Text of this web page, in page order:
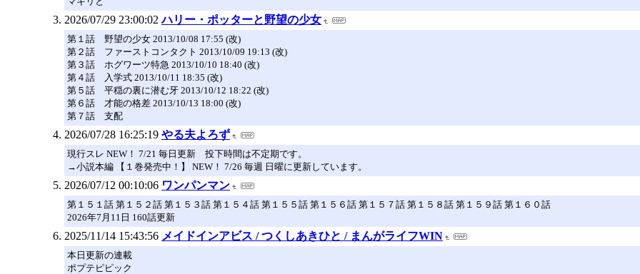
2026/07/29 23:00:02 ハリー・ポッターと野望の少女
第１話 野望の少女 2013/10/08 17:55 (改)
第２話 ファーストコンタクト 2013/10/09 19:13 (改)
第３話 ホグワーツ特急 2013/10/10 18:40 (改)
第４話 入学式 2013/10/11 18:35 (改)
第５話 平穏の裏に潜む牙 2013/10/12 18:22 (改)
第６話 才能の格差 2013/10/13 18:00 (改)
第７話 支配
2026/07/28 16:25:19 やる夫よろず
現行スレ NEW！ 7/21 毎日更新 投下時間は不定期です。
→小説本編 【１巻発売中！】 NEW！ 7/26 毎週 日曜に更新しています。
2026/07/12 00:10:06 ワンパンマン
第１５１話 第１５２話 第１５３話 第１５４話 第１５５話 第１５６話 第１５７話 第１５８話 第１５９話 第１６０話
2026年7月11日 160話更新
2025/11/14 15:43:56 メイドインアビス / つくしあきひと / まんがライフWIN
本日更新の連載
ポプテピピック